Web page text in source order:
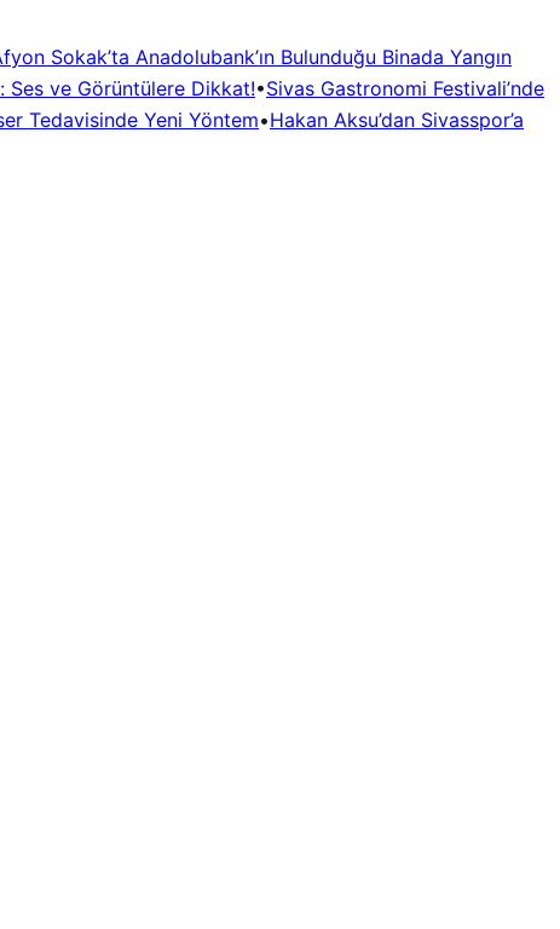
Sokak’ta Anadolubank’ın Bulunduğu Binada Yangın
Ses ve Görüntülere Dikkat!•Sivas Gastronomi Festivali’nde
Tedavisinde Yeni Yöntem•Hakan Aksu’dan Sivasspor’a